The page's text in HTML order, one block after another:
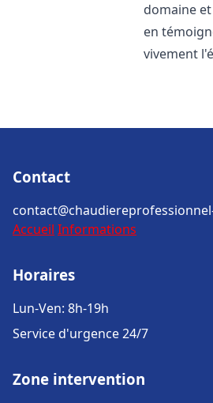
domaine
en
vivement
Contact
Accueil Informations
Horaires
Lun-Ven: 8h-19h
Service d'urgence 24/7
Zone intervention